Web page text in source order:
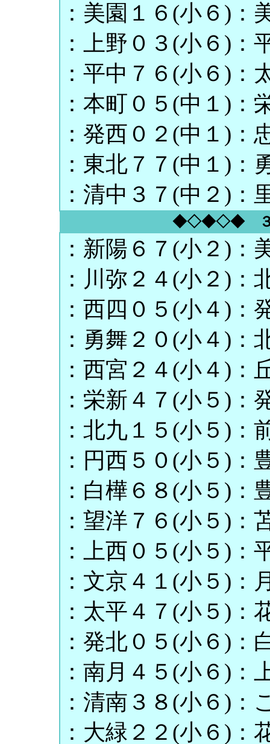
：美園１６(小６)：
：上野０３(小６)：
：平中７６(小６)：
：本町０５(中１)：
：発西０２(中１)：
：東北７７(中１)：
：清中３７(中２)：
◆◇◆◇◆ ３
：新陽６７(小２)：
：川弥２４(小２)：
：西四０５(小４)：
：勇舞２０(小４)：
：西宮２４(小４)：
：栄新４７(小５)：
：北九１５(小５)：
：円西５０(小５)：
：白樺６８(小５)：
：望洋７６(小５)：
：上西０５(小５)：
：文京４１(小５)：
：太平４７(小５)：
：発北０５(小６)：
：南月４５(小６)：
：清南３８(小６)：
：大緑２２(小６)：